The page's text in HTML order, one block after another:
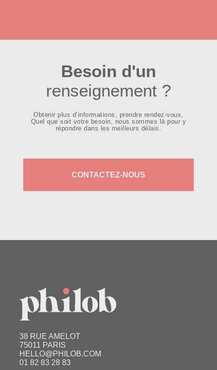
Besoin d'un
renseignement ?
Obtenir plus d’informations, prendre rendez-vous,
Quel que soit votre besoin, nous sommes là pour y
répondre dans les meilleurs délais.
CONTACTEZ-NOUS
38 RUE AMELOT
75011 PARIS
HELLO@PHILOB.COM
01 82 83 28 83